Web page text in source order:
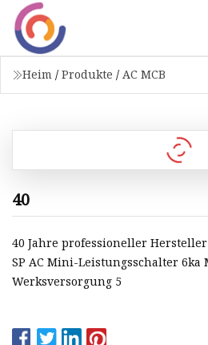
Heim / Produkte / AC MCB
40
40 Jahre professioneller
SP AC Mini-Leistungsschalter 6ka
Werksversorgung 5